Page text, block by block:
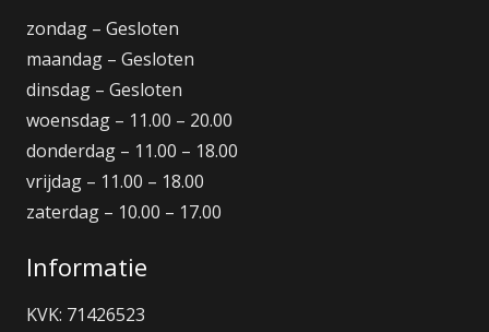
zondag – Gesloten
maandag – Gesloten
dinsdag – Gesloten
woensdag – 11.00 – 20.00
donderdag – 11.00 – 18.00
vrijdag – 11.00 – 18.00
zaterdag – 10.00 – 17.00
Informatie
KVK: 71426523